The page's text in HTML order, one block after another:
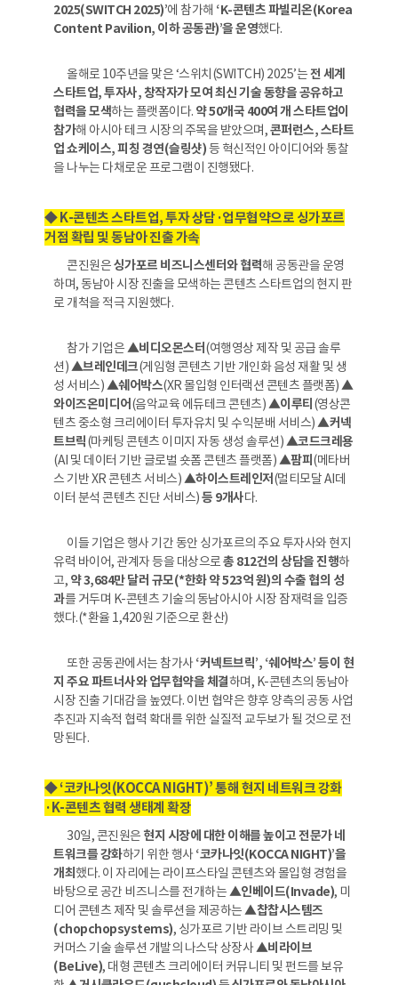
2025(SWITCH 2025)’에 참가해 ‘K-콘텐츠 파빌리온(Korea
Content Pavilion, 이하 공동관)’을 운영했다.
올해로 10주년을 맞은 ‘스위치(SWITCH) 2025’는전 세계
스타트업, 투자사, 창작자가 모여 최신 기술 동향을 공유하고
협력을 모색하는 플랫폼이다. 약 50개국 400여 개 스타트업이
참가해 아시아 테크 시장의 주목을 받았으며,콘퍼런스, 스타트
업 쇼케이스, 피칭 경연(슬링샷)등 혁신적인 아이디어와 통찰
을 나누는 다채로운 프로그램이 진행됐다.
◆ K-콘텐츠 스타트업, 투자 상담·업무협약으로 싱가포르
거점 확립 및 동남아 진출 가속
콘진원은싱가포르 비즈니스센터와 협력해 공동관을 운영
하며, 동남아 시장 진출을 모색하는 콘텐츠 스타트업의 현지 판
로 개척을 적극 지원했다.
참가 기업은▲비디오몬스터(여행영상 제작 및 공급 솔루
션)▲브레인데크(게임형 콘텐츠 기반 개인화 음성 재활 및 생
성 서비스)▲쉐어박스(XR 몰입형 인터랙션 콘텐츠 플랫폼)▲
와이즈온미디어 (음악교육 에듀테크 콘텐츠)▲이루티 (영상콘
텐츠 중소형 크리에이터 투자유치 및 수익분배 서비스)▲커넥
트브릭(마케팅 콘텐츠 이미지 자동 생성 솔루션)▲코드크레용
(AI 및 데이터 기반 글로벌 숏폼 콘텐츠 플랫폼)▲팜피 (메타버
스 기반 XR 콘텐츠 서비스)▲하이스트레인저 (멀티모달 AI데
이터 분석 콘텐츠 진단 서비스)등 9개사다.
이들 기업은 행사 기간 동안 싱가포르의 주요 투자사와 현지
유력 바이어, 관계자 등을 대상으로총 812건의 상담을 진행하
고, 약 3,684만 달러 규모(*한화 약 523억 원)의 수출 협의 성
과를 거두며 K-콘텐츠 기술의 동남아시아 시장 잠재력을 입증
했다.(*환율 1,420원 기준으로 환산)
또한 공동관에서는 참가사 ‘커넥트브릭’, ‘쉐어박스’ 등이 현
지 주요 파트너사와 업무협약을 체결하며, K-콘텐츠의 동남아
시장 진출 기대감을 높였다. 이번 협약은 향후 양측의 공동 사업
추진과 지속적 협력 확대를 위한 실질적 교두보가 될 것으로 전
망된다.
◆ ‘코카나잇(KOCCA NIGHT)’ 통해 현지 네트워크 강화
·K-콘텐츠 협력 생태계 확장
30일, 콘진원은 현지 시장에 대한 이해를 높이고 전문가 네
트워크를 강화하기 위한 행사 ‘코카나잇(KOCCA NIGHT)’을
개최했다. 이 자리에는 라이프스타일 콘텐츠와 몰입형 경험을
바탕으로 공간 비즈니스를 전개하는▲인베이드(Invade), 미
디어 콘텐츠 제작 및 솔루션을 제공하는▲찹찹시스템즈
(chopchopsystems), 싱가포르 기반 라이브 스트리밍 및
커머스 기술 솔루션 개발의 나스닥 상장사▲비라이브
(BeLive), 대형 콘텐츠 크리에이터 커뮤니티 및 펀드를 보유